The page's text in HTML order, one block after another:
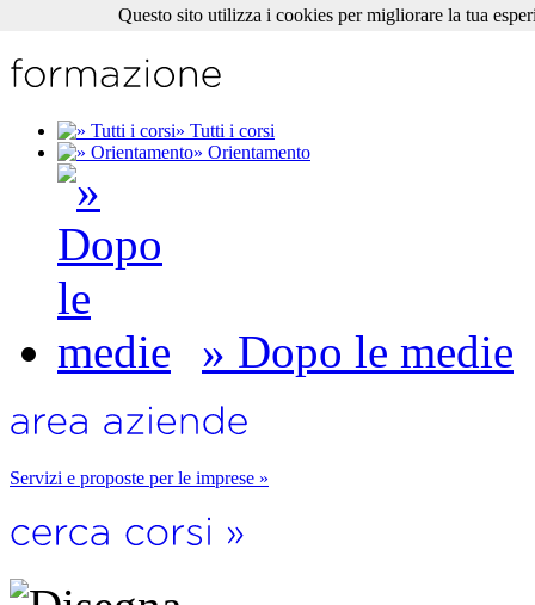
» Tutti i corsi
» Orientamento
» Dopo le medie
Servizi e proposte per le imprese »
Questo sito utilizza i cookies per migliorare la tua